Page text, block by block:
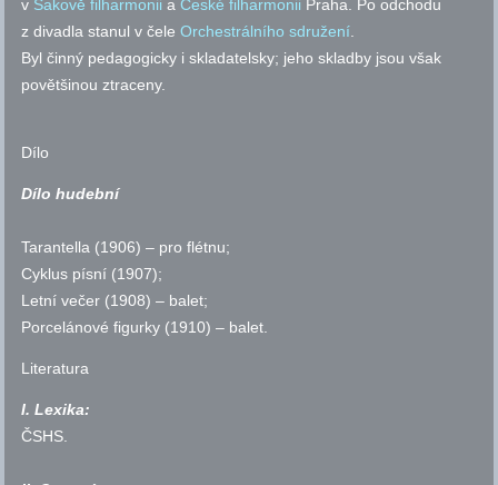
v Šakově filharmonii aČeské filharmonii Praha. Po odchodu
z divadla stanul v čeleOrchestrálního sdružení.
Byl činný pedagogicky i skladatelsky; jeho skladby jsou však
povětšinou ztraceny.
Dílo
Dílo hudební
Tarantella (1906) – pro flétnu;
Cyklus písní (1907);
Letní večer (1908) – balet;
Porcelánové figurky (1910) – balet.
Literatura
I. Lexika:
ČSHS.